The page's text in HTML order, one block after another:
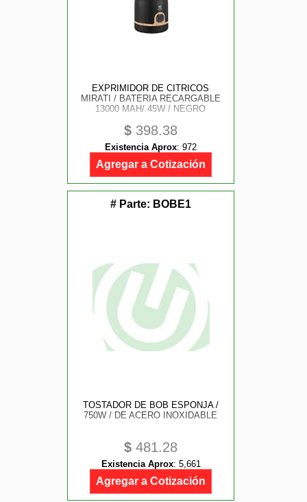
EXPRIMIDOR DE CITRICOS
MIRATI / BATERIA RECARGABLE
13000 MAH/ 45W / NEGRO
$ 398.38
Existencia Aprox: 972
Agregar a Cotización
# Parte: BOBE1
TOSTADOR DE BOB ESPONJA /
750W / DE ACERO INOXIDABLE
$ 481.28
Existencia Aprox: 5,661
Agregar a Cotización